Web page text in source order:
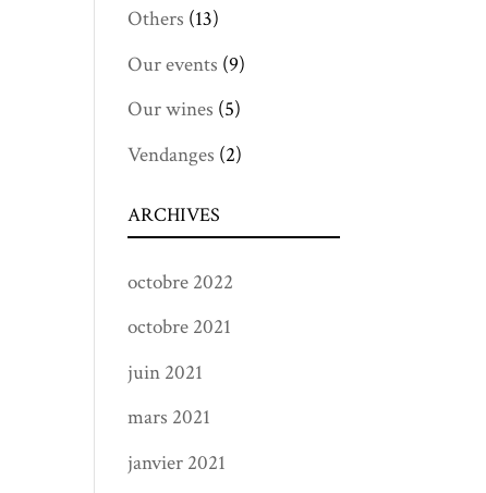
Others (13)
Our events (9)
Our wines (5)
Vendanges (2)
ARCHIVES
octobre 2022
octobre 2021
juin 2021
mars 2021
janvier 2021